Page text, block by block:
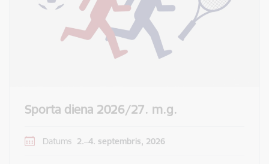
Sporta diena 2026/27. m.g.
Datums 2.–4. septembris, 2026